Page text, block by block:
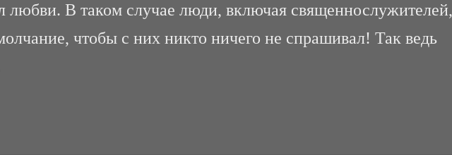
любви. В таком случае люди, включая священнослужителей,
чтобы с них никто ничего не спрашивал! Так ведь